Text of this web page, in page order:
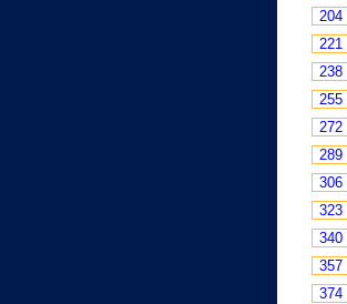
204
221
238
255
272
289
306
323
340
357
374